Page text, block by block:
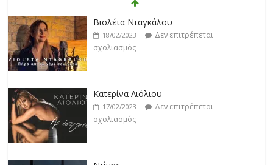
Βιολέτα Νταγκάλου
18/02/2023
Δεν επιτρέπεται
σχολιασμός
Κατερίνα Λιόλιου
17/02/2023
Δεν επιτρέπεται
σχολιασμός